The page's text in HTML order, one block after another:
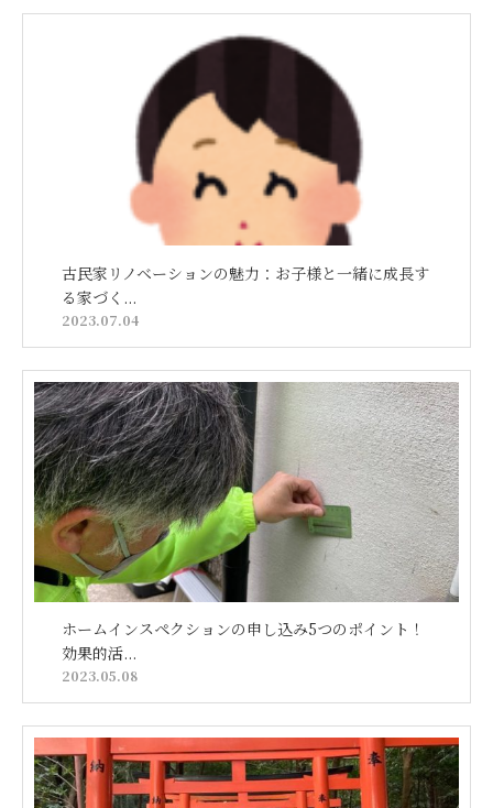
古民家リノベーションの魅力：お子様と一緒に成長す
る家づく...
2023.07.04
ホームインスペクションの申し込み5つのポイント！
効果的活...
2023.05.08